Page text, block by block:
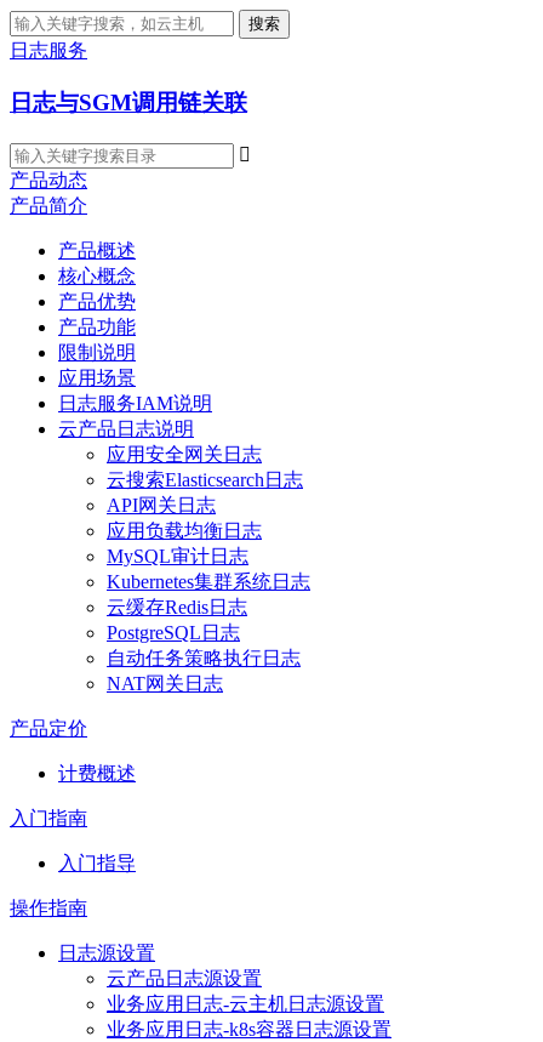
搜索
日志服务
日志与SGM调用链关联

产品动态
产品简介
产品概述
核心概念
产品优势
产品功能
限制说明
应用场景
日志服务IAM说明
云产品日志说明
应用安全网关日志
云搜索Elasticsearch日志
API网关日志
应用负载均衡日志
MySQL审计日志
Kubernetes集群系统日志
云缓存Redis日志
PostgreSQL日志
自动任务策略执行日志
NAT网关日志
产品定价
计费概述
入门指南
入门指导
操作指南
日志源设置
云产品日志源设置
业务应用日志-云主机日志源设置
业务应用日志-k8s容器日志源设置